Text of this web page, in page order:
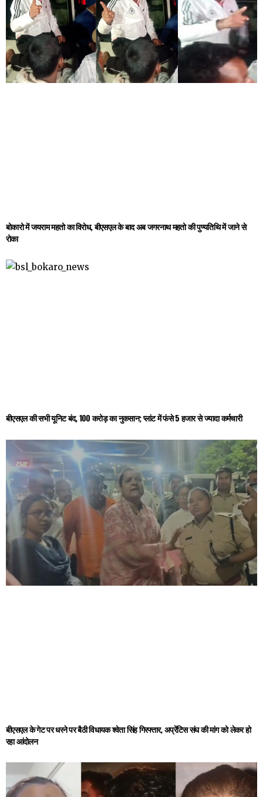
बोकारो में जयराम महतो का विरोध, बीएसएल के बाद अब जगरनाथ महतो की पुण्यतिथि में जाने से
रोका
बीएसएल की सभी यूनिट बंद, 100 करोड़ का नुकसान; प्लांट में फंसे 5 हजार से ज्यादा कर्मचारी
बीएसएल के गेट पर धरने पर बैठी विधायक श्वेता सिंह गिरफ्तार, अप्रेंटिस संघ की मांग को लेकर हो
रहा आंदोलन